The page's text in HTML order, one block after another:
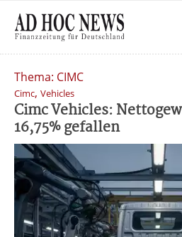
Thema: CIMC
Cimc, Vehicles
Cimc Vehicles:
16,75% gefallen